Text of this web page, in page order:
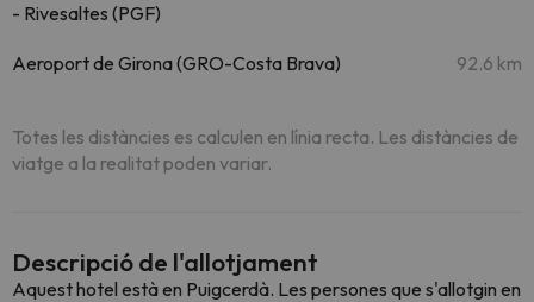
- Rivesaltes (PGF)
Aeroport de Girona (GRO-Costa Brava) 92.6 km
Totes les distàncies es calculen en línia recta. Les distàncies de
viatge a la realitat poden variar.
Descripció de l'allotjament
Aquest hotel està en Puigcerdà. Les persones que s'allotgin en